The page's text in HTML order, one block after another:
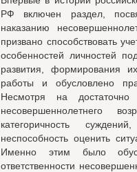
РФ включен раздел,
наказанию
призвано способствовать
особенностей личностей
развития, формирования
работы и обусловлено
Несмотря на
несовершеннолетнего
категоричность
неспособность оценить
Именно этим было
ответственности